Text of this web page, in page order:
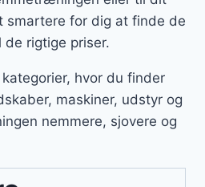
smartere for dig at finde de
rigtige priser.
hvor du finder
maskiner, udstyr og
nemmere, sjovere og